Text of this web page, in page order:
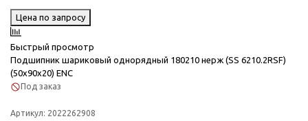
Цена по запросу
Быстрый просмотр
Подшипник шариковый однорядный 180210 нерж (SS 6210.2RSF)
(50x90x20) ENC
Под заказ
Артикул: 2022262908